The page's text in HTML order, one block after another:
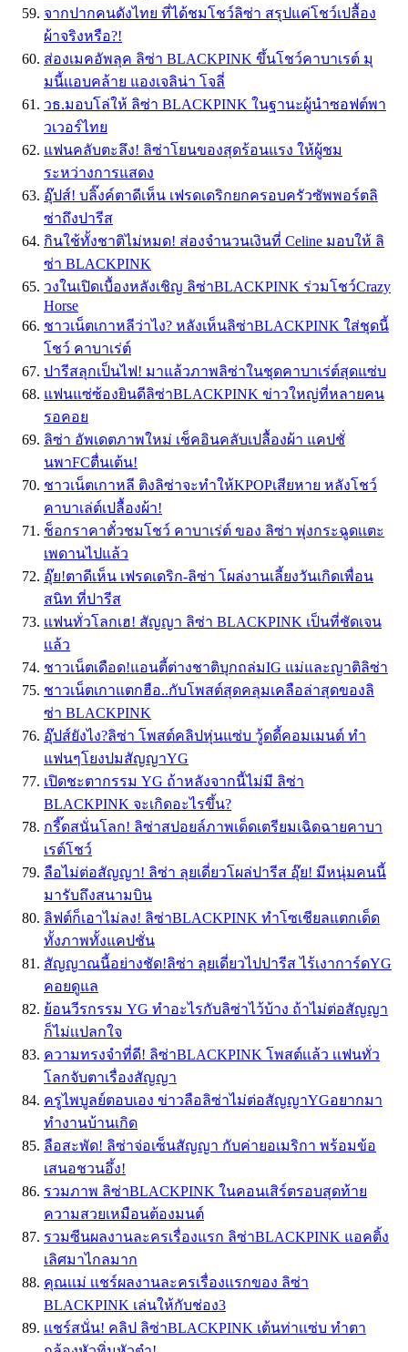
จากปากคนดังไทย ที่ได้ชมโชว์ลิซ่า สรุปแค่โชว์เปลื้อง
ผ้าจริงหรือ?!
ส่องเมคอัพลุค ลิซ่า BLACKPINK ขึ้นโชว์คาบาเรต์ มุ
มนี้เเอบคล้าย แองเจลิน่า โจลี่
วธ.มอบโล่ให้ ลิซ่า BLACKPINK ในฐานะผู้นำซอฟต์พา
วเวอร์ไทย
แฟนคลับตะลึง! ลิซ่าโยนของสุดร้อนแรง ให้ผู้ชม
ระหว่างการแสดง
อุ๊ปส์! บลิ๊งค์ตาดีเห็น เฟรดเดริกยกครอบครัวซัพพอร์ตลิ
ซ่าถึงปารีส
กินใช้ทั้งชาติไม่หมด! ส่องจำนวนเงินที่ Celine มอบให้ ลิ
ซ่า BLACKPINK
วงในเปิดเบื้องหลังเชิญ ลิซ่าBLACKPINK ร่วมโชว์Crazy
Horse
ชาวเน็ตเกาหลีว่าไง? หลังเห็นลิซ่าBLACKPINK ใส่ชุดนี้
โชว์ คาบาเร่ต์
ปารีสลุกเป็นไฟ! มาแล้วภาพลิซ่าในชุดคาบาเร่ต์สุดแซ่บ
แฟนแซ่ซ้องยินดีลิซ่าBLACKPINK ข่าวใหญ่ที่หลายคน
รอคอย
ลิซ่า อัพเดตภาพใหม่ เช็คอินคลับเปลื้องผ้า แคปชั่
นพาFCตื่นเต้น!
ชาวเน็ตเกาหลี ติงลิซ่าจะทำให้KPOPเสียหาย หลังโชว์
คาบาเล่ต์เปลื้องผ้า!
ช็อกราคาตั๋วชมโชว์ คาบาเร่ต์ ของ ลิซ่า พุ่งกระฉูดเเตะ
เพดานไปแล้ว
อุ๊ย!ตาดีเห็น เฟรดเดริก-ลิซ่า โผล่งานเลี้ยงวันเกิดเพื่อน
สนิท ที่ปารีส
เเฟนทั่วโลกเฮ! สัญญา ลิซ่า BLACKPINK เป็นที่ชัดเจน
เเล้ว
ชาวเน็ตเดือด!แอนตี้ต่างชาติบุกถล่มIG แม่และญาติลิซ่า
ชาวเน็ตเกาแตกฮือ..กับโพสต์สุดคลุมเคลือล่าสุดของลิ
ซ่า BLACKPINK
อุ๊ปส์ยังไง?ลิซ่า โพสต์คลิปหุ่นแซ่บ วู้ดดี้คอมเมนต์ ทำ
แฟนๆโยงปมสัญญาYG
เปิดชะตากรรม YG ถ้าหลังจากนี้ไม่มี ลิซ่า
BLACKPINK จะเกิดอะไรขึ้น?
กรี๊ดสนั่นโลก! ลิซ่าสปอยล์ภาพเด็ดเตรียมเฉิดฉายคาบา
เรต์โชว์
ลือไม่ต่อสัญญา! ลิซ่า ลุยเดี่ยวโผล่ปารีส อุ๊ย! มีหนุ่มคนนี้
มารับถึงสนามบิน
ลิฟต์ก็เอาไม่ลง! ลิซ่าBLACKPINK ทำโซเชียลแตกเด็ด
ทั้งภาพทั้งแคปชั่น
สัญญาณนี้อย่างชัด!ลิซ่า ลุยเดี่ยวไปปารีส ไร้เงาการ์ดYG
คอยดูแล
ย้อนวีรกรรม YG ทำอะไรกับลิซ่าไว้บ้าง ถ้าไม่ต่อสัญญา
ก็ไม่เเปลกใจ
ความทรงจำที่ดี! ลิซ่าBLACKPINK โพสต์เเล้ว เเฟนทั่ว
โลกจับตาเรื่องสัญญา
ครูไพบูลย์ตอบเอง ข่าวลือลิซ่าไม่ต่อสัญญาYGอยากมา
ทำงานบ้านเกิด
ลือสะพัด! ลิซ่าจ่อเซ็นสัญญา กับค่ายอเมริกา พร้อมข้อ
เสนอชวนอึ้ง!
รวมภาพ ลิซ่าBLACKPINK ในคอนเสิร์ตรอบสุดท้าย
ความสวยเหมือนต้องมนต์
รวมซีนผลงานละครเรื่องแรก ลิซ่าBLACKPINK แอคติ้ง
เลิศมาไกลมาก
คุณเเม่ เเชร์ผลงานละครเรื่องเเรกของ ลิซ่า
BLACKPINK เล่นให้กับช่อง3
เเชร์สนั่น! คลิป ลิซ่าBLACKPINK เต้นท่าเเซ่บ ทำตา